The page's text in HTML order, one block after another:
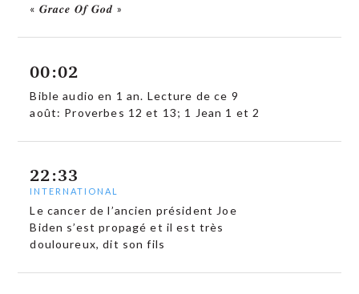
« 𝑮𝒓𝒂𝒄𝒆 𝑶𝒇 𝑮𝒐𝒅 »
00:02
Bible audio en 1 an. Lecture de ce 9
août: Proverbes 12 et 13; 1 Jean 1 et 2
22:33
INTERNATIONAL
Le cancer de l’ancien président Joe
Biden s’est propagé et il est très
douloureux, dit son fils